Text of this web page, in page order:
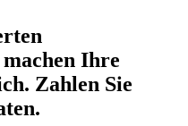
Ihre
Zahlen Sie